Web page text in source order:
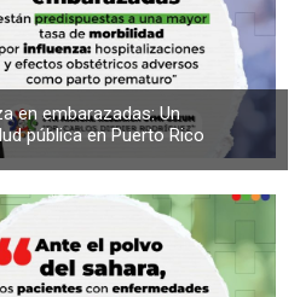
en embarazadas: Un
pública en Puerto Rico